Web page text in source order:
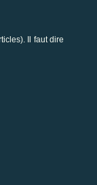
Il faut dire